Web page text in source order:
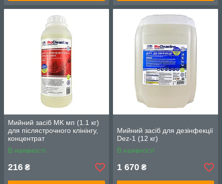
Мийний засіб MK мп (1.1 кг)
для післястрочного клінінгу,
концентрат
В наявності
216 ₴
Мийний засіб для дезінфекції
Dez-1 (12 кг)
В наявності
1 670 ₴